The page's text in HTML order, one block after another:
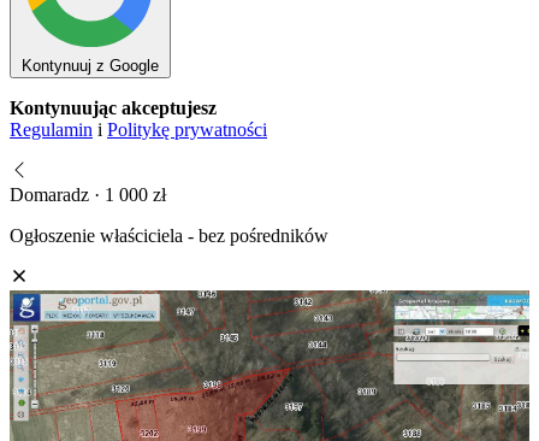
Kontynuuj z Google
Kontynuując akceptujesz
Regulamin i Politykę prywatności
Domaradz · 1 000 zł
Ogłoszenie właściciela - bez pośredników